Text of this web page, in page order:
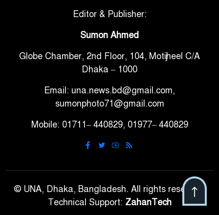
সরকারি ৩শ কেজি বই বিক্রির
গাড়ি বিক্রির পর মালিকানা
পরিবর্তনে কঠোর নির্দেশনা
আ.লীগ ও বিএনপির বিরুদ্ধে
নাহিদ
ঢাবিতে মাথায় কাঁঠাল পড়ে মালির
Editor & Publisher:
Sumon Ahmed
Globe Chamber, 2nd Floor, 104, Motijheel C/A
Dhaka – 1000
Email: una.news.bd@gmail.com,
sumonphoto71@gmail.com
Mobile: 01711– 440829, 01977– 440829
© UNA, Dhaka, Bangladesh. All rights reserved.
Technical Support: ZahanTech